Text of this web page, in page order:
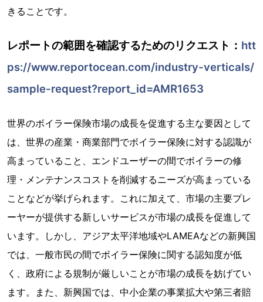
きることです。
レポートの範囲を確認するためのリクエスト： htt
ps://www.reportocean.com/industry-verticals/
sample-request?report_id=AMR1653
世界のボイラー保険市場の成長を促進する主な要因として
は、世界の産業・商業部門でボイラー保険に対する認識が
高まっていること、エンドユーザーの間でボイラーの修
理・メンテナンスコストを削減するニーズが高まっている
ことなどが挙げられます。これに加えて、市場の主要プレ
ーヤーが提供する新しいサービスが市場の成長を促進して
います。しかし、アジア太平洋地域やLAMEAなどの新興国
では、一般市民の間でボイラー保険に関する認知度が低
く、政府による規制が厳しいことが市場の成長を妨げてい
ます。また、新興国では、中小企業の事業拡大や第三者賠